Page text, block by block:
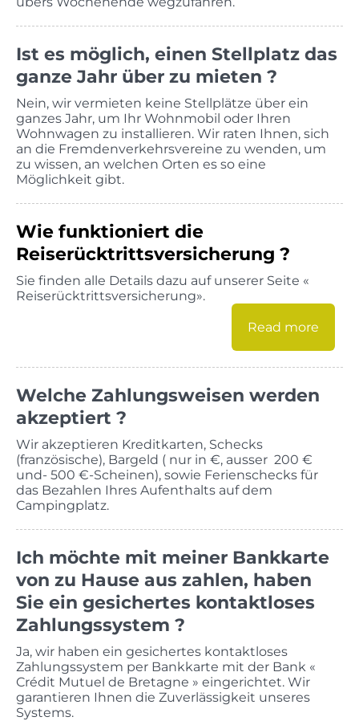
Ist es möglich, einen Stellplatz das
ganze Jahr über zu mieten ?
Nein, wir vermieten keine Stellplätze über ein
ganzes Jahr, um Ihr Wohnmobil oder Ihren
Wohnwagen zu installieren. Wir raten Ihnen, sich
an die Fremdenverkehrsvereine zu wenden, um
zu wissen, an welchen Orten es so eine
Möglichkeit gibt.
Wie funktioniert die
Reiserücktrittsversicherung ?
Sie finden alle Details dazu auf unserer Seite «
Reiserücktrittsversicherung».
Read more
Welche Zahlungsweisen werden
akzeptiert ?
Wir akzeptieren Kreditkarten, Schecks
(französische), Bargeld ( nur in €, ausser 200 €
und- 500 €-Scheinen), sowie Ferienschecks für
das Bezahlen Ihres Aufenthalts auf dem
Campingplatz.
Ich möchte mit meiner Bankkarte
von zu Hause aus zahlen, haben
Sie ein gesichertes kontaktloses
Zahlungssystem ?
Ja, wir haben ein gesichertes kontaktloses
Zahlungssystem per Bankkarte mit der Bank «
Crédit Mutuel de Bretagne » eingerichtet. Wir
garantieren Ihnen die Zuverlässigkeit unseres
Systems.